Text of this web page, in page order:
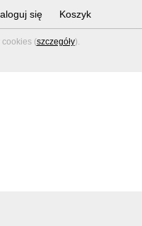
(szczegóły).
się Koszyk